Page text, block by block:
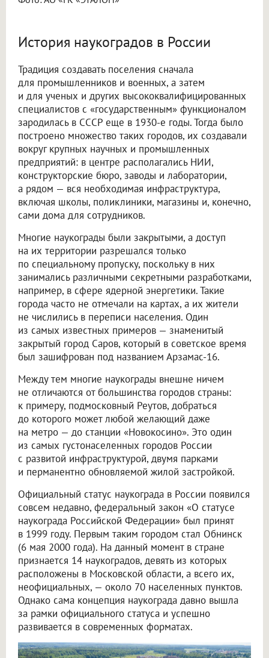
История наукоградов в России
Традиция создавать поселения сначала
для промышленников и военных, а затем
и для ученых и других высококвалифицированных
специалистов с «государственным» функционалом
зародилась в СССР еще в 1930-е годы. Тогда было
построено множество таких городов, их создавали
вокруг крупных научных и промышленных
предприятий: в центре располагались НИИ,
конструкторские бюро, заводы и лаборатории,
а рядом — вся необходимая инфраструктура,
включая школы, поликлиники, магазины и, конечно,
сами дома для сотрудников.
Многие наукограды были закрытыми, а доступ
на их территории разрешался только
по специальному пропуску, поскольку в них
занимались различными секретными разработками,
например, в сфере ядерной энергетики. Такие
города часто не отмечали на картах, а их жители
не числились в переписи населения. Один
из самых известных примеров — знаменитый
закрытый город Саров, который в советское время
был зашифрован под названием Арзамас-16.
Между тем многие наукограды внешне ничем
не отличаются от большинства городов страны:
к примеру, подмосковный Реутов, добраться
до которого может любой желающий даже
на метро — до станции «Новокосино». Это один
из самых густонаселенных городов России
с развитой инфраструктурой, двумя парками
и перманентно обновляемой жилой застройкой.
Официальный статус наукограда в России появился
совсем недавно, федеральный закон «О статусе
наукограда Российской Федерации» был принят
в 1999 году. Первым таким городом стал Обнинск
(6 мая 2000 года). На данный момент в стране
признается 14 наукоградов, девять из которых
расположены в Московской области, а всего их,
неофициальных, — около 70 населенных пунктов.
Однако сама концепция наукограда давно вышла
за рамки официального статуса и успешно
развивается в современных форматах.